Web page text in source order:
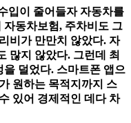
입이 줄어들자 자동차를
동차보험, 주차비도 그
비가 만만치 않았다. 자
많지 않았다. 그런데 최
덜었다. 스마트폰 앱으
원하는 목적지까지 스
있어 경제적인 데다 차